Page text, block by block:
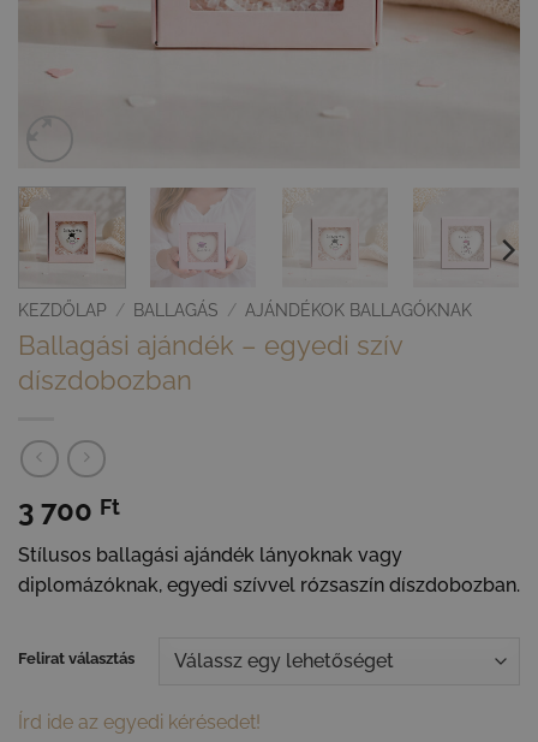
KEZDŐLAP / BALLAGÁS / AJÁNDÉKOK BALLAGÓKNAK
Ballagási ajándék – egyedi szív
díszdobozban
3 700 Ft
Stílusos ballagási ajándék lányoknak vagy
diplomázóknak, egyedi szívvel rózsaszín díszdobozban.
Felirat választás
Írd ide az egyedi kérésedet!